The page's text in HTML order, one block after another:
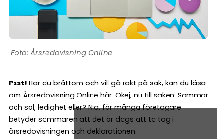
Årsredovisning Online
Psst! Har du bråttom och vill gå rakt på sak, kan du läsa
om Årsredovisning Online här. Okej, nu till saken: Sommar
och sol, ledighet eller? Nja, för många företagare
betyder sommaren att det är dags att ta tag i
årsredovisningen och deklarationen.